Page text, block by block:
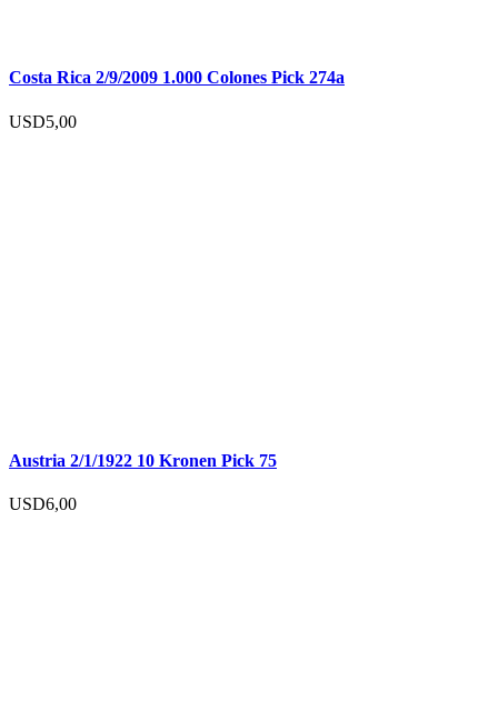
Costa Rica 2/9/2009 1.000 Colones Pick 274a
USD5,00
Austria 2/1/1922 10 Kronen Pick 75
USD6,00